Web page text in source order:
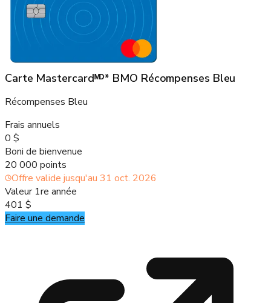
Carte Mastercardᴹᴰ* BMO Récompenses Bleu
Récompenses Bleu
Frais annuels
0 $
Boni de bienvenue
20 000 points
Offre valide jusqu'au 31 oct. 2026
Valeur 1re année
401 $
Faire une demande